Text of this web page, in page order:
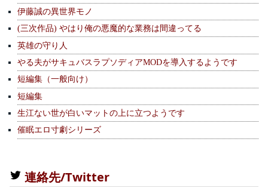
伊藤誠の異世界モノ
(三次作品) やはり俺の悪魔的な業務は間違ってる
英雄の守り人
やる夫がサキュバスラプソディアMODを導入するようです
短編集（一般向け）
短編集
生江ない世が白いマットの上に立つようです
催眠エロ寸劇シリーズ
連絡先/Twitter